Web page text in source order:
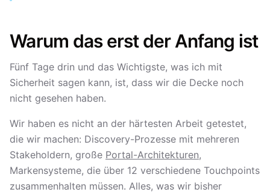
Warum das erst der Anfang ist
Fünf Tage drin und das Wichtigste, was ich mit
Sicherheit sagen kann, ist, dass wir die Decke noch
nicht gesehen haben.
Wir haben es nicht an der härtesten Arbeit getestet,
die wir machen: Discovery-Prozesse mit mehreren
Stakeholdern, große Portal-Architekturen,
Markensysteme, die über 12 verschiedene Touchpoints
zusammenhalten müssen. Alles, was wir bisher